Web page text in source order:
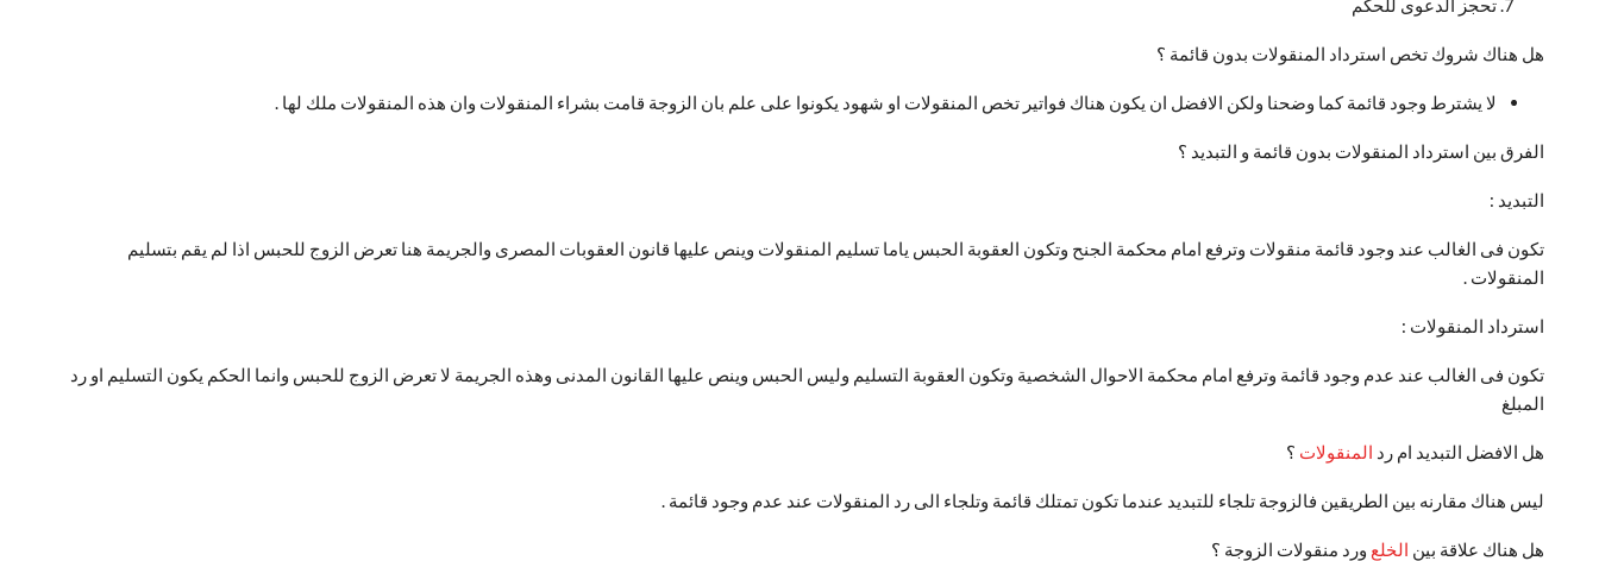
تحجز الدعوى للحكم
هل هناك شروك تخص استرداد المنقولات بدون قائمة ؟
لا يشترط وجود قائمة كما وضحنا ولكن الافضل ان يكون هناك فواتير تخص المنقولات او شهود يكونوا على علم بان الزوجة قامت بشراء المنقولات وان هذه المنقولات ملك لها .
الفرق بين استرداد المنقولات بدون قائمة و التبديد ؟
التبديد :
تكون فى الغالب عند وجود قائمة منقولات وترفع امام محكمة الجنح وتكون العقوبة الحبس ياما تسليم المنقولات وينص عليها قانون العقوبات المصرى والجريمة هنا تعرض الزوج للحبس اذا لم يقم بتسليم
المنقولات .
استرداد المنقولات :
تكون فى الغالب عند عدم وجود قائمة وترفع امام محكمة الاحوال الشخصية وتكون العقوبة التسليم وليس الحبس وينص عليها القانون المدنى وهذه الجريمة لا تعرض الزوج للحبس وانما الحكم يكون التسليم او رد
المبلغ
هل الافضل التبديد ام رد المنقولات ؟
ليس هناك مقارنه بين الطريقين فالزوجة تلجاء للتبديد عندما تكون تمتلك قائمة وتلجاء الى رد المنقولات عند عدم وجود قائمة .
هل هناك علاقة بين الخلع ورد منقولات الزوجة ؟